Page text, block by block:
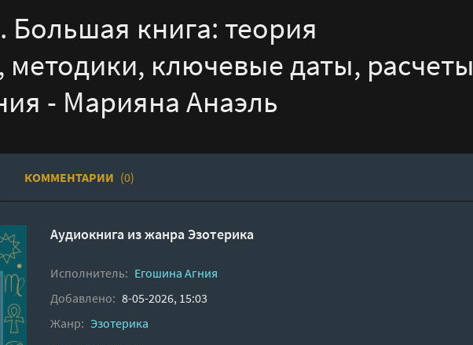
Большая книга: теория
методики, ключевые даты, расчеты
- Марияна Анаэль
КОММЕНТАРИИ (0)
Аудиокнига из жанраЭзотерика
Исполнитель: Егошина Агния
Добавлено: 8-05-2026, 15:03
Жанр: Эзотерика